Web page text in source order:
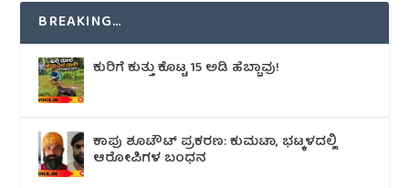
BREAKING…
ಕುರಿಗೆ ಕುತ್ತು ಕೊಟ್ಟ 15 ಅಡಿ ಹೆಬ್ಬಾವು!
ಕಾಪು ಶೂಟೌಟ್‌ ಪ್ರಕರಣ: ಕುಮಟಾ, ಭಟ್ಕಳದಲ್ಲಿ
ಆರೋಪಿಗಳ ಬಂಧನ